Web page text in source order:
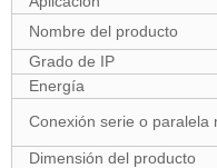
Nombre del producto
Grado de IP
Energía
Conexión serie o paralela
Dimensión del producto